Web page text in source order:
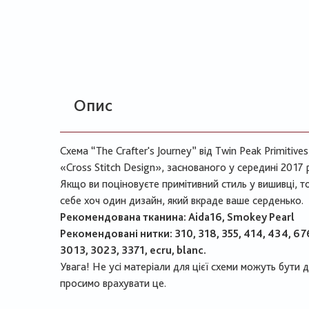
Опис
Схема “The Crafter's Journey” від Twin Peak
«Cross Stitch Design», заснованого у середині 2017
Якщо ви поціновуєте примітивний стиль у вишивці,
себе хоч один дизайн, який вкраде ваше серденько.
Рекомендована тканина: Aida16, Smokey Pearl
Рекомендовані нитки: 310, 318, 355, 414, 434,
3013, 3023, 3371, ecru, blanc.
Увага! Не усі матеріали для цієї схеми можуть бути
просимо врахувати це.